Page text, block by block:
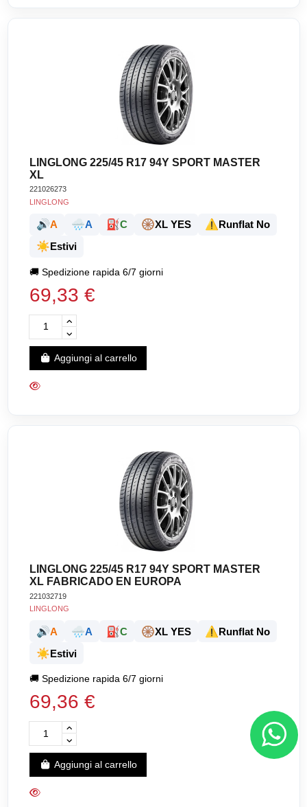
LINGLONG 225/45 R17 94Y SPORT MASTER
XL
221026273
LINGLONG
🔊A 🌧️A ⛽C 🛞XL YES ⚠️ Runflat No
☀️ Estivi
🚚Spedizione rapida 6/7 giorni
69,33 €
Aggiungi al carrello
LINGLONG 225/45 R17 94Y SPORT MASTER
XL FABRICADO EN EUROPA
221032719
LINGLONG
🔊A 🌧️A ⛽C 🛞XL YES ⚠️Runflat No
☀️Estivi
🚚Spedizione rapida 6/7 giorni
69,36 €
Aggiungi al carrello